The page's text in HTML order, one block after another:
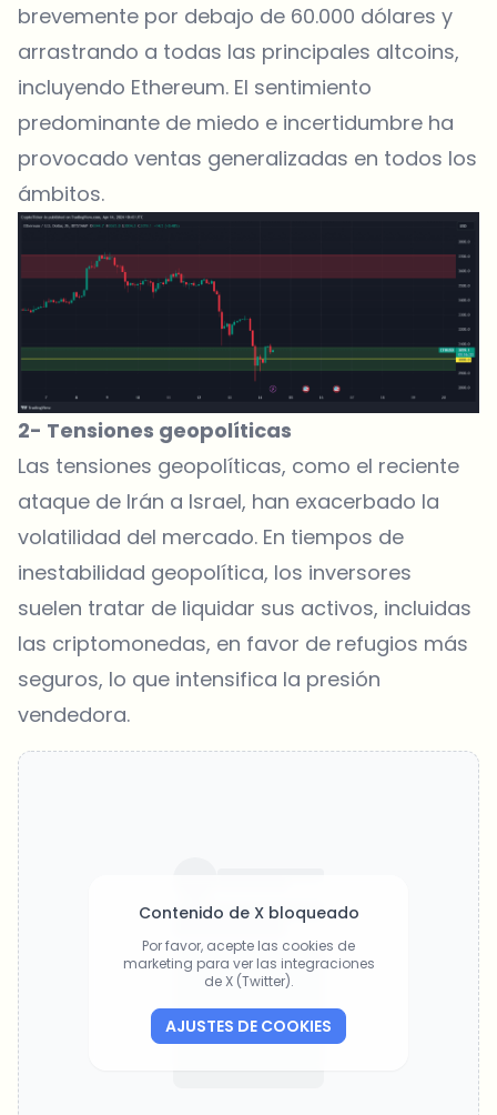
brevemente por debajo de 60.000 dólares y
arrastrando a todas las principales altcoins,
incluyendo Ethereum. El sentimiento
predominante de miedo e incertidumbre ha
provocado ventas generalizadas en todos los
ámbitos.
2- Tensiones geopolíticas
Las tensiones geopolíticas, como el reciente
ataque de Irán a Israel, han exacerbado la
volatilidad del mercado. En tiempos de
inestabilidad geopolítica, los inversores
suelen tratar de liquidar sus activos, incluidas
las criptomonedas, en favor de refugios más
seguros, lo que intensifica la presión
vendedora.
Contenido de X bloqueado
Por favor, acepte las cookies de
marketing para ver las integraciones
de X (Twitter).
AJUSTES DE COOKIES